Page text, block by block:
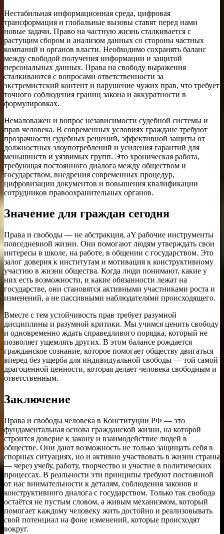
Нестабильная информационная среда, цифровая
трансформация и глобальные вызовы ставят перед нами
новые задачи. Право на частную жизнь сталкивается с
растущим сбором и анализом данных со стороны частных
компаний и органов власти. Необходимо сохранять баланс
между свободой получения информации и защитой
персональных данных. Права на свободу выражения
сталкиваются с вопросами ответственности за
экстремистский контент и нарушение чужих прав, что требует
точного соблюдения границ закона и аккуратности в
формулировках.
Немаловажен и вопрос независимости судебной системы и
прав человека. В современных условиях граждане требуют
прозрачности судебных решений, эффективной защиты от
должностных злоупотреблений и усиления гарантий для
меньшинств и уязвимых групп. Это хроническая работа,
требующая постоянного диалога между обществом и
государством, внедрения современных процедур,
цифровизации документов и повышения квалификации
сотрудников правоохранительных органов.
Значение для граждан сегодня
Права и свободы — не абстракция, аY рабочие инструменты
повседневной жизни. Они помогают людям утверждать свои
интересы в школе, на работе, в общении с государством. Это
залог доверия к институтам и мотивация к конструктивному
участию в жизни общества. Когда люди понимают, какие у
них есть возможности, и какие обязанности лежат на
государстве, они становятся активными участниками роста и
изменений, а не пассивными наблюдателями происходящего.
Вместе с тем устойчивость прав требует разумной
дисциплины и разумной критики. Мы учимся ценить свободу
и одновременно ждать справедливого порядка, который не
позволяет ущемлять других. В этом балансе рождается
гражданское сознание, которое помогает обществу двигаться
вперед без ущерба для индивидуальной свободы — той самой
драгоценной ценности, которая делает человека свободным и
ответственным.
Заключение
Права и свободы человека в Конституции РФ — это
фундаментальная основа гражданской жизни, на которой
строится доверие к закону и взаимодействие людей в
обществе. Они дают возможность не только защищать себя в
спорных ситуациях, но и активно участвовать в жизни страны
— через учебу, работу, творчество и участие в политических
процессах. В реальности эти принципы требуют постоянной
от нас внимательности к деталям, соблюдения законов и
конструктивного диалога с государством. Только так свобода
остаётся не пустым словом, а живым механизмом, который
помогает каждому человеку жить достойно и реализовывать
свой потенциал на фоне изменений, которые происходят
вокруг.